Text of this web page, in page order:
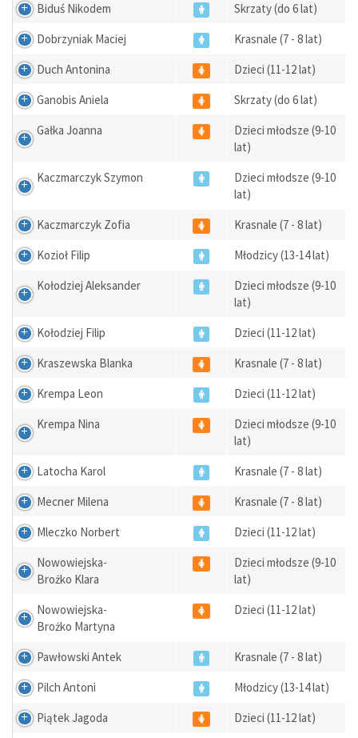
Biduś Nikodem
Skrzaty (do 6 lat)
Dobrzyniak Maciej
Krasnale (7 - 8 lat)
Duch Antonina
Dzieci (11-12 lat)
Ganobis Aniela
Skrzaty (do 6 lat)
Gałka Joanna
Dzieci młodsze (9-10
lat)
Kaczmarczyk Szymon
Dzieci młodsze (9-10
lat)
Kaczmarczyk Zofia
Krasnale (7 - 8 lat)
Kozioł Filip
Młodzicy (13-14 lat)
Kołodziej Aleksander
Dzieci młodsze (9-10
lat)
Kołodziej Filip
Dzieci (11-12 lat)
Kraszewska Blanka
Krasnale (7 - 8 lat)
Krempa Leon
Dzieci (11-12 lat)
Krempa Nina
Dzieci młodsze (9-10
lat)
Latocha Karol
Krasnale (7 - 8 lat)
Mecner Milena
Krasnale (7 - 8 lat)
Mleczko Norbert
Dzieci (11-12 lat)
Nowowiejska-
Brożko Klara
Dzieci młodsze (9-10
lat)
Nowowiejska-
Brożko Martyna
Dzieci (11-12 lat)
Pawłowski Antek
Krasnale (7 - 8 lat)
Pilch Antoni
Młodzicy (13-14 lat)
Piątek Jagoda
Dzieci (11-12 lat)